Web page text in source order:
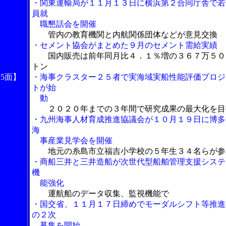
面】
・関東運輸局が１１月１３日に横浜第２合同庁舎で
員就
職懇話会を開催
管内の教育機関と内航関係団体などが意見交換
・セメント協会がまとめた９月のセメント需給実績
国内販売は前年同月比４．１％増の３６７万５
トン
・海事クラスター２５者で実海域実船性能評価プロ
トが始
動
２０２０年までの３年間で研究成果の最大化を
・九州海事人材育成推進協議会が１０月１９日に博
海
事産業見学会を開催
地元の糸島市立福吉小学校の５年生３４名らが
・商船三井と三井造船が次世代型船舶管理支援シス
機
能強化
運航船のデータ収集、監視機能で
・国交省、１１月１７日締めでモーダルシフト等推
の２次